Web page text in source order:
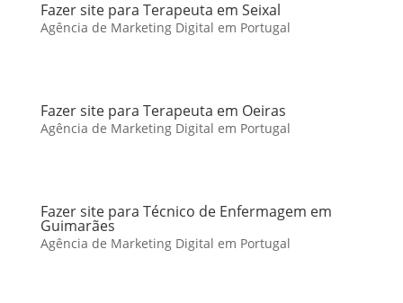
Fazer site para Terapeuta em Seixal
Agência de Marketing Digital em Portugal
Fazer site para Terapeuta em Oeiras
Agência de Marketing Digital em Portugal
Fazer site para Técnico de Enfermagem em
Guimarães
Agência de Marketing Digital em Portugal